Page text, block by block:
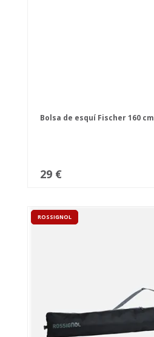
Bolsa de esquí Fischer 160 cm
29 €
ROSSIGNOL